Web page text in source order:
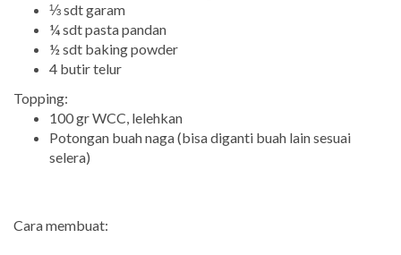
⅓ sdt garam
¼ sdt pasta pandan
½ sdt baking powder
4 butir telur
Topping:
100 gr WCC, lelehkan
Potongan buah naga (bisa diganti buah lain sesuai
selera)
Cara membuat: